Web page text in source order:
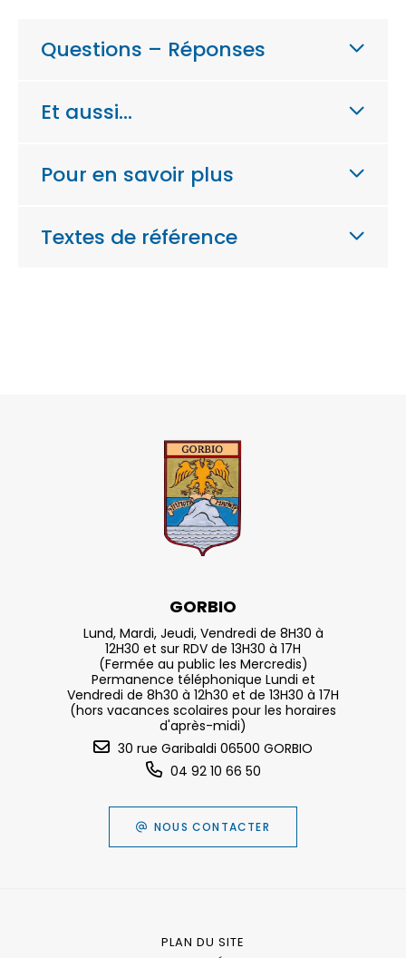
Questions – Réponses
Et aussi…
Pour en savoir plus
Textes de référence
GORBIO
Lund, Mardi, Jeudi, Vendredi de 8H30 à
12H30 et sur RDV de 13H30 à 17H
(Fermée au public les Mercredis)
Permanence téléphonique Lundi et
Vendredi de 8h30 à 12h30 et de 13H30 à 17H
(hors vacances scolaires pour les horaires
d'après-midi)
30 rue Garibaldi 06500 GORBIO
04 92 10 66 50
NOUS CONTACTER
PLAN DU SITE